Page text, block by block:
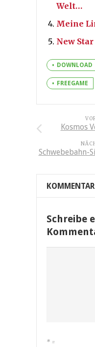
Welt…
Meine
New
DOWNLOAD
FREEGAME
Kosmos
Schwebebahn-
Schreibe
* =